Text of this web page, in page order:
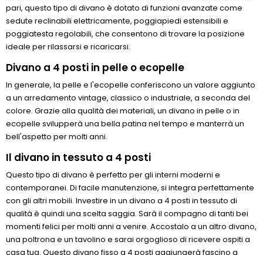
pari, questo tipo di divano è dotato di funzioni avanzate come
sedute reclinabili elettricamente, poggiapiedi estensibili e
poggiatesta regolabili, che consentono di trovare la posizione
ideale per rilassarsi e ricaricarsi.
Divano a 4 posti in pelle o ecopelle
In generale, la pelle e l'ecopelle conferiscono un valore aggiunto
a un arredamento vintage, classico o industriale, a seconda del
colore. Grazie alla qualità dei materiali, un divano in pelle o in
ecopelle svilupperà una bella patina nel tempo e manterrà un
bell'aspetto per molti anni.
Il divano in tessuto a 4 posti
Questo tipo di divano è perfetto per gli interni moderni e
contemporanei. Di facile manutenzione, si integra perfettamente
con gli altri mobili. Investire in un divano a 4 posti in tessuto di
qualità è quindi una scelta saggia. Sarà il compagno di tanti bei
momenti felici per molti anni a venire. Accostalo a un altro divano,
una poltrona e un tavolino e sarai orgoglioso di ricevere ospiti a
casa tua. Questo divano fisso a 4 posti aggiungerà fascino a